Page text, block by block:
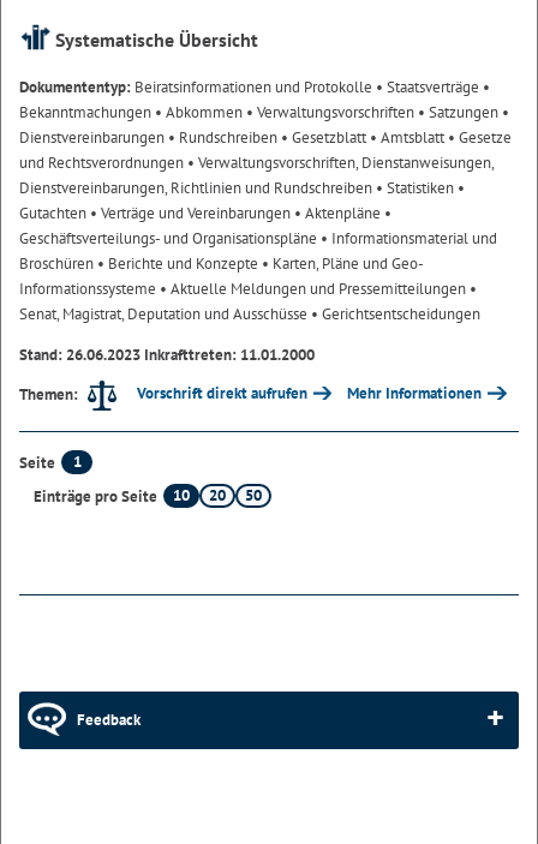
Systematische Übersicht
Dokumententyp: Beiratsinformationen und Protokolle • Staatsverträge •
Bekanntmachungen • Abkommen • Verwaltungsvorschriften • Satzungen •
Dienstvereinbarungen • Rundschreiben • Gesetzblatt• Amtsblatt• Gesetze
und Rechtsverordnungen • Verwaltungsvorschriften, Dienstanweisungen,
Dienstvereinbarungen, Richtlinien und Rundschreiben • Statistiken •
Gutachten • Verträge und Vereinbarungen • Aktenpläne •
Geschäftsverteilungs- und Organisationspläne • Informationsmaterial und
Broschüren • Berichte und Konzepte • Karten, Pläne und Geo-
Informationssysteme • Aktuelle Meldungen und Pressemitteilungen •
Senat, Magistrat, Deputation und Ausschüsse • Gerichtsentscheidungen
Stand: 26.06.2023 Inkrafttreten: 11.01.2000
Themen:
Vorschrift direkt aufrufen Mehr Informationen
Seite
1
Einträge pro Seite
10 20 50
Feedback